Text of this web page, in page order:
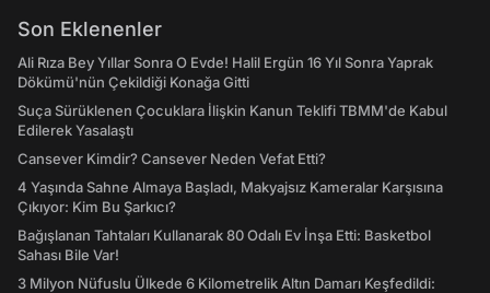
Son Eklenenler
Ali Rıza Bey Yıllar Sonra O Evde! Halil Ergün 16 Yıl Sonra Yaprak
Dökümü'nün Çekildiği Konağa Gitti
Suça Sürüklenen Çocuklara İlişkin Kanun Teklifi TBMM'de Kabul
Edilerek Yasalaştı
Cansever Kimdir? Cansever Neden Vefat Etti?
4 Yaşında Sahne Almaya Başladı, Makyajsız Kameralar Karşısına
Çıkıyor: Kim Bu Şarkıcı?
Bağışlanan Tahtaları Kullanarak 80 Odalı Ev İnşa Etti: Basketbol
Sahası Bile Var!
3 Milyon Nüfuslu Ülkede 6 Kilometrelik Altın Damarı Keşfedildi: